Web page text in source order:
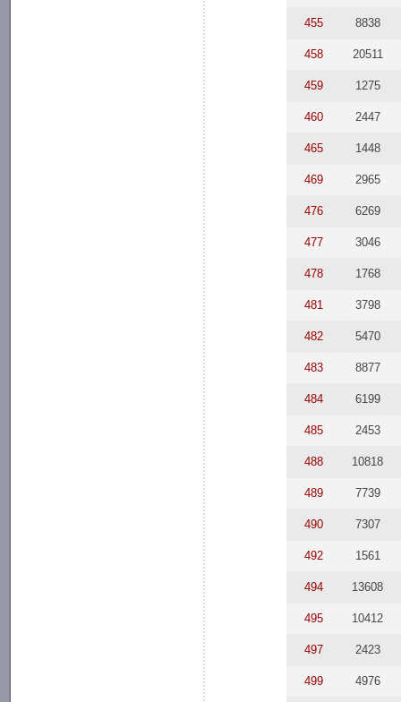
455 8838
458 20511
459 1275
460 2447
465 1448
469 2965
476 6269
477 3046
478 1768
481 3798
482 5470
483 8877
484 6199
485 2453
488 10818
489 7739
490 7307
492 1561
494 13608
495 10412
497 2423
499 4976